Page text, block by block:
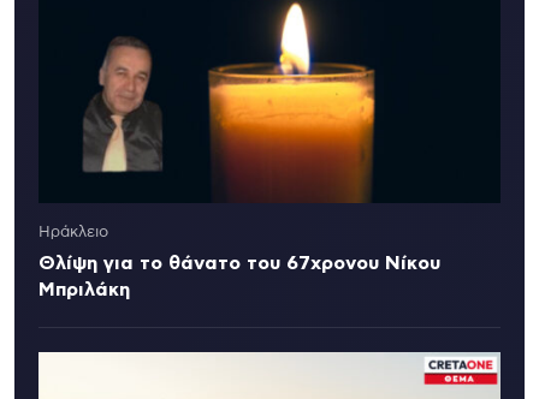
Ηράκλειο
Θλίψη για το θάνατο του 67χρονου Νίκου
Μπριλάκη